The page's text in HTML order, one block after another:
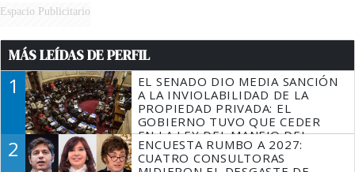
Espacio Publicitario
MÁS LEÍDAS DE PERFIL
1
EL SENADO DIO MEDIA SANCIÓN
A LA INVIOLABILIDAD DE LA
PROPIEDAD PRIVADA: EL
GOBIERNO TUVO QUE CEDER
EN LA LEY DEL MANEJO DEL
FUEGO
2
ENCUESTA RUMBO A 2027:
CUATRO CONSULTORAS